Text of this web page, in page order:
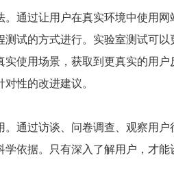
通过让用户在真实环境中使用
试的方式进行。实验室测试可
使用场景，获取到更真实的用
性的改进建议。
通过访谈、问卷调查、观察用
依据。只有深入了解用户，才